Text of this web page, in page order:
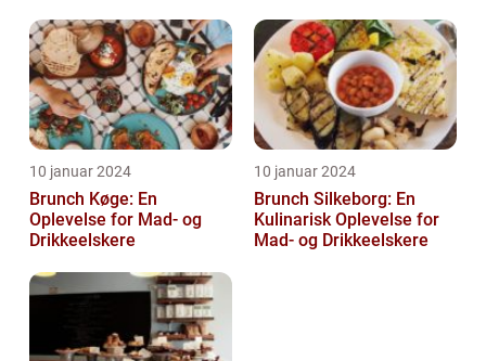
10 januar 2024
Brunch Køge: En
Oplevelse for Mad- og
Drikkeelskere
10 januar 2024
Brunch Silkeborg: En
Kulinarisk Oplevelse for
Mad- og Drikkeelskere